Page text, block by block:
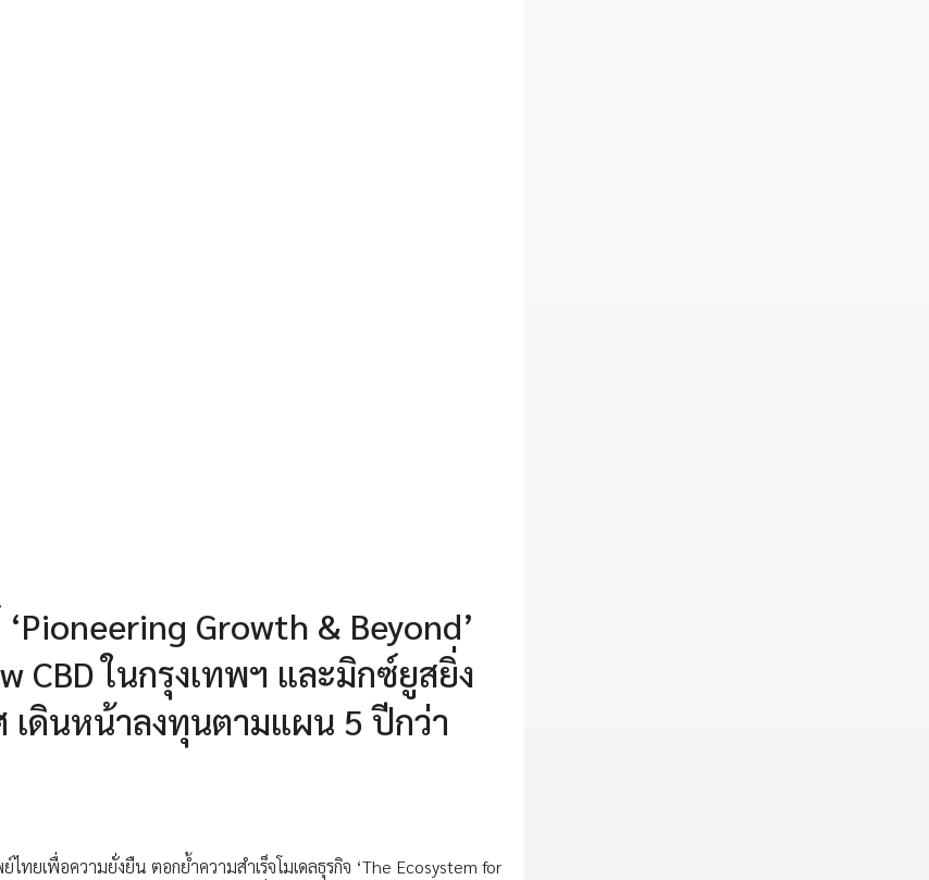
Growth & Beyond’
CBD ในกรุงเทพฯ และมิกซ์ยูสยิ่ง
ดินหน้าลงทุนตามแผน 5 ปีกว่า
เพื่อความยั่งยืน ตอกย้ำความสำเร็จโมเดลธุรกิจ ‘The Ecosystem for